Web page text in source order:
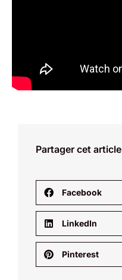
Partager cet article
Facebook
LinkedIn
Pinterest